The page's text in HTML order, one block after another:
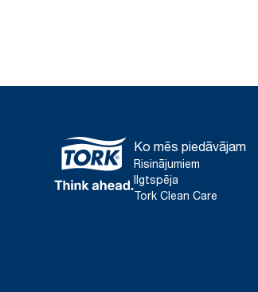
Ko mēs piedāvājam
Risinājumiem
Ilgtspēja
Tork Clean Care